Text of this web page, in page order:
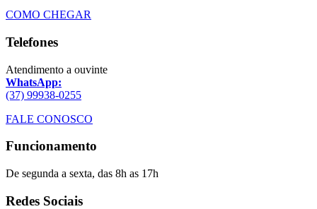
COMO CHEGAR
Telefones
Atendimento a ouvinte
WhatsApp:
(37) 99938-0255
FALE CONOSCO
Funcionamento
De segunda a sexta, das 8h as 17h
Redes Sociais